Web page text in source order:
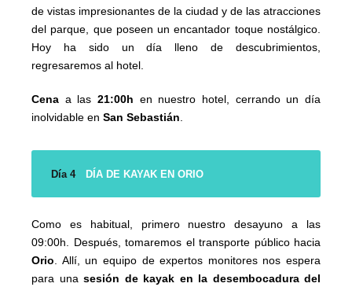
de vistas impresionantes de la ciudad y de las atracciones
del parque, que poseen un encantador toque nostálgico.
Hoy ha sido un día lleno de descubrimientos,
regresaremos al hotel.
Cena a las 21:00h en nuestro hotel, cerrando un día
inolvidable en San Sebastián
Día 4 DÍA DE KAYAK EN ORIO
Como es habitual, primero nuestro desayuno a las
09:00h. Después, tomaremos el transporte público hacia
Orio . Allí, un equipo de expertos monitores nos espera
para una sesión de kayak en la desembocadura del